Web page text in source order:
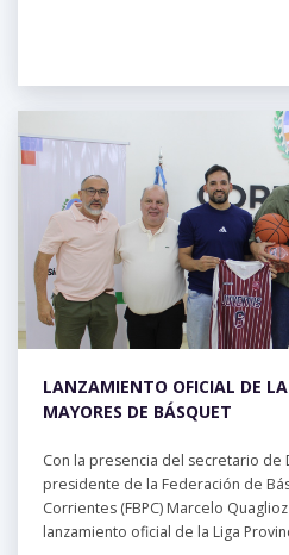
LANZAMIENTO OFICIAL DE
MAYORES DE BÁSQUET
Con la presencia del secretario de
presidente de la Federación de
Corrientes (FBPC) Marcelo
lanzamiento oficial de la Liga